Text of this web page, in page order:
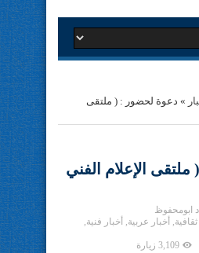
» دعوة لحضور : ( ملتقى
الإعلام الفني
ابومحفوظ
ثقافية, أخبار عربية, أخبار فنية,
3,109 زيارة